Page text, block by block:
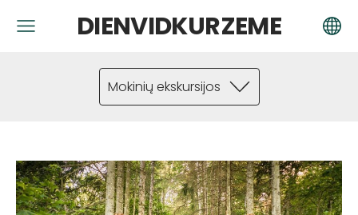
DIENVIDKURZEME
Mokinių ekskursijos